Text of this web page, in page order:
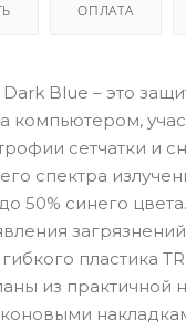
ОПЛАТА
Blue – это
компьютером,
сетчатки и
спектра
50% синего
пластика
из